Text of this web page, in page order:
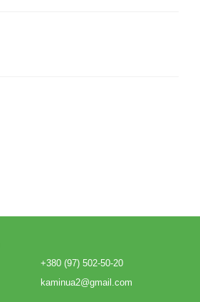
+380 (97) 502-50-20
kaminua2@gmail.com